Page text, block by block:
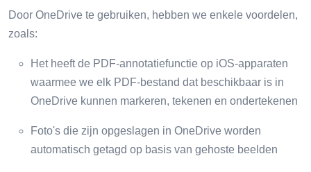
Door OneDrive te gebruiken, hebben we enkele voordelen,
zoals:
Het heeft de PDF-annotatiefunctie op iOS-apparaten
waarmee we elk PDF-bestand dat beschikbaar is in
OneDrive kunnen markeren, tekenen en ondertekenen
Foto's die zijn opgeslagen in OneDrive worden
automatisch getagd op basis van gehoste beelden